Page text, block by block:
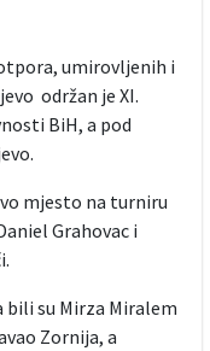
umirovljenih i
održan je XI.
BiH, a pod
mjesto na turniru
Grahovac i
bili su Mirza Miralem
Zornija, a